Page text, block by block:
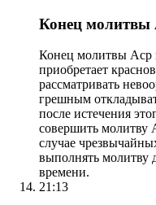
Конец молитвы
Конец молитвы Аср
приобретает
рассматривать
грешным
после истечения
совершить
случае
выполнять молитву
времени.
21:13